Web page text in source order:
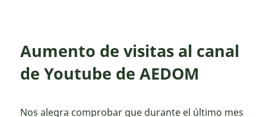
Aumento de visitas al canal
de Youtube de AEDOM
Nos alegra comprobar que durante el último mes